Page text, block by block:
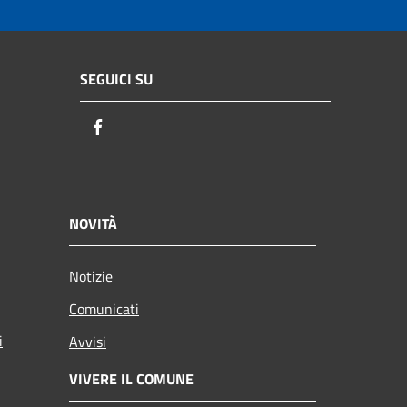
SEGUICI SU
NOVITÀ
Notizie
Comunicati
Avvisi
VIVERE IL COMUNE